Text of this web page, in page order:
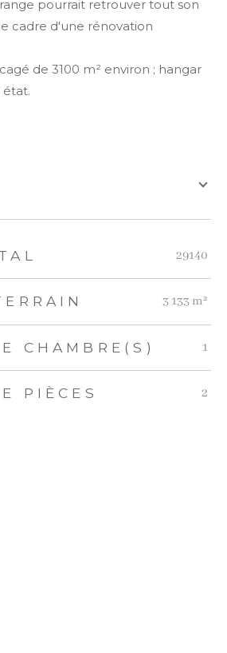
pourrait retrouver tout son
cadre d'une rénovation
de 3100 m² environ ; hangar
29140
3 133 m²
CHAMBRE(S) 1
PIÈCES 2